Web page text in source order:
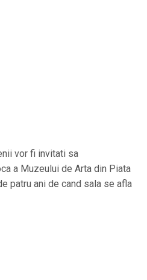
vor fi invitati sa
a Muzeului de Arta din Piata
patru ani de cand sala se afla